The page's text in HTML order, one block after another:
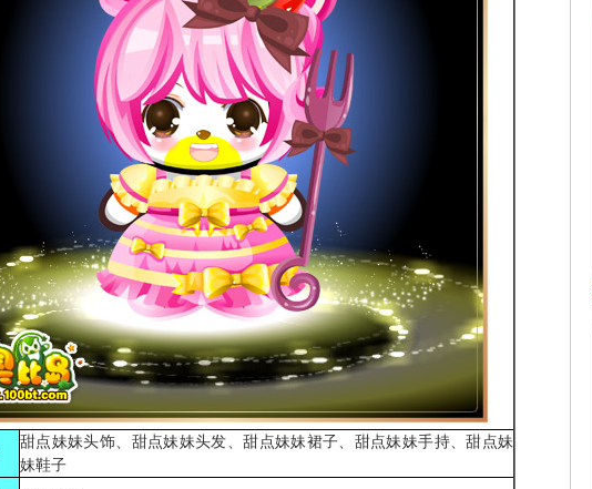
甜点妹妹头饰、甜点妹妹头发、甜点妹妹裙子、甜点妹妹手持、甜点妹
妹鞋子